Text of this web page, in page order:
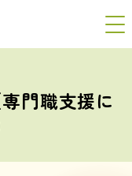
門職支援に